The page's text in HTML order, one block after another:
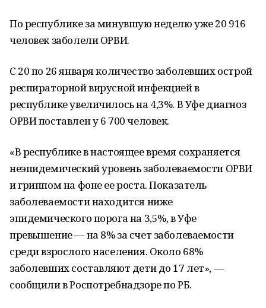
По республике за минувшую неделю уже 20 916
человек заболели ОРВИ.
С 20 по 26 января количество заболевших острой
респираторной вирусной инфекцией в
республике увеличилось на 4,3%. В Уфе диагноз
ОРВИ поставлен у 6 700 человек.
«В республике в настоящее время сохраняется
неэпидемический уровень заболеваемости ОРВИ
и гриппом на фоне ее роста. Показатель
заболеваемости находится ниже
эпидемического порога на 3,5%, в Уфе
превышение — на 8% за счет заболеваемости
среди взрослого населения. Около 68%
заболевших составляют дети до 17 лет», —
сообщили в Роспотребнадзоре по РБ.